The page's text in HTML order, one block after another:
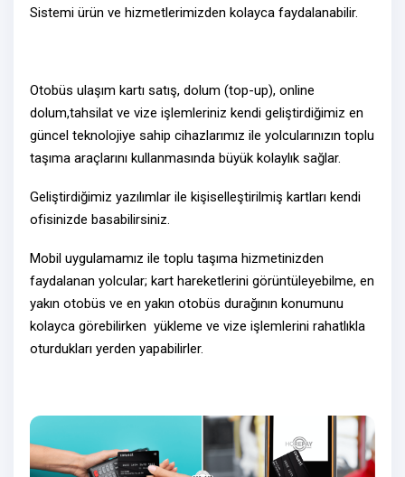
Sistemi ürün ve hizmetlerimizden kolayca faydalanabilir.
Otobüs ulaşım kartı satış, dolum (top-up), online
dolum,tahsilat ve vize işlemleriniz kendi geliştirdiğimiz en
güncel teknolojiye sahip cihazlarımız ile yolcularınızın toplu
taşıma araçlarını kullanmasında büyük kolaylık sağlar.
Geliştirdiğimiz yazılımlar ile kişiselleştirilmiş kartları kendi
ofisinizde basabilirsiniz.
Mobil uygulamamız ile toplu taşıma hizmetinizden
faydalanan yolcular; kart hareketlerini görüntüleyebilme, en
yakın otobüs ve en yakın otobüs durağının konumunu
kolayca görebilirken yükleme ve vize işlemlerini rahatlıkla
oturdukları yerden yapabilirler.